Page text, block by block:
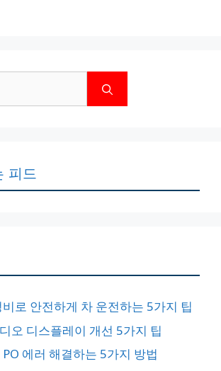
피드
로 안전하게 차 운전하는 5가지 팁
오 디스플레이 개선 5가지 팁
에러 해결하는 5가지 방법